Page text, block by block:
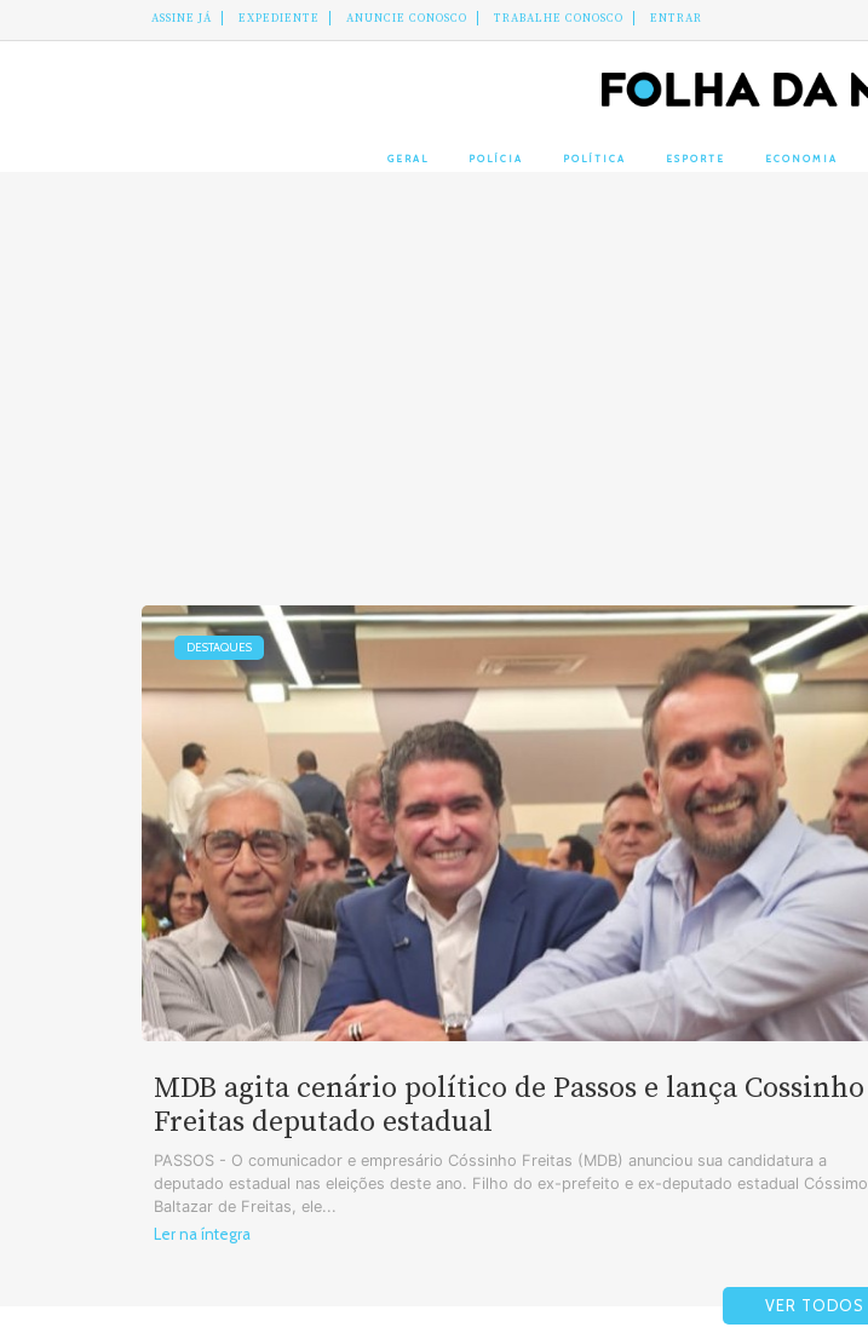
ASSINE JÁ EXPEDIENTE ANUNCIE CONOSCO TRABALHE CONOSCO ENTRAR
GERAL POLÍCIA POLÍTICA ESPORTE ECONOMIA
DESTAQUES
MDB agita cenário político de Passos e lança Cossinho
Freitas deputado estadual
PASSOS - O comunicador e empresário Cóssinho Freitas (MDB) anunciou sua candidatura a
deputado estadual nas eleições deste ano. Filho do ex-prefeito e ex-deputado estadual Cóssimo
Baltazar de Freitas, ele...
Ler na íntegra
VER TODOS